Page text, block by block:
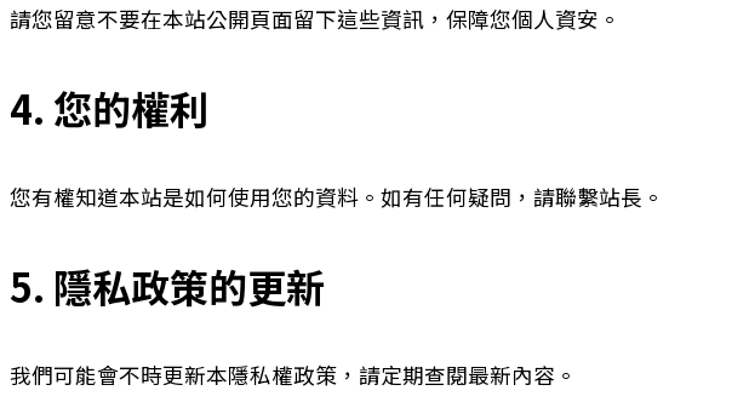
請您留意不要在本站公開頁面留下這些資訊，保障您個人資安。
4. 您的權利
您有權知道本站是如何使用您的資料。如有任何疑問，請聯繫站長。
5. 隱私政策的更新
我們可能會不時更新本隱私權政策，請定期查閱最新內容。